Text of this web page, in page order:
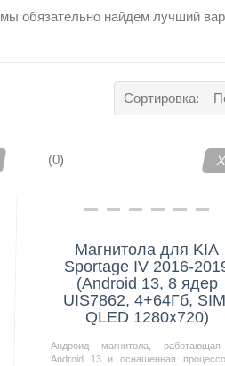
мы обязательно найдем лучший
Сортировка:
(0)
Магнитола для KIA
Sportage IV 2016-
(Android 13, 8 ядер
UIS7862, 4+64Гб,
QLED 1280x720)
Андроид магнитола,
Android 13 и оснащенная